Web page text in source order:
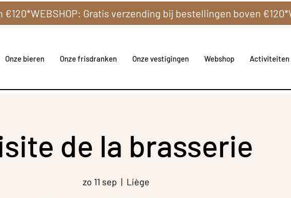
Onze bieren Onze frisdranken Onze vestigingen Webshop Activiteiten
de la brasserie
zo 11 sep
  |
Liège